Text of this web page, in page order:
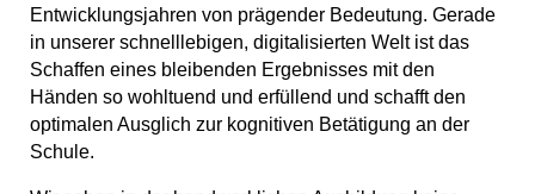
Entwicklungsjahren von prägender Bedeutung. Gerade
in unserer schnelllebigen, digitalisierten Welt ist das
Schaffen eines bleibenden Ergebnisses mit den
Händen so wohltuend und erfüllend und schafft den
optimalen Ausglich zur kognitiven Betätigung an der
Schule.